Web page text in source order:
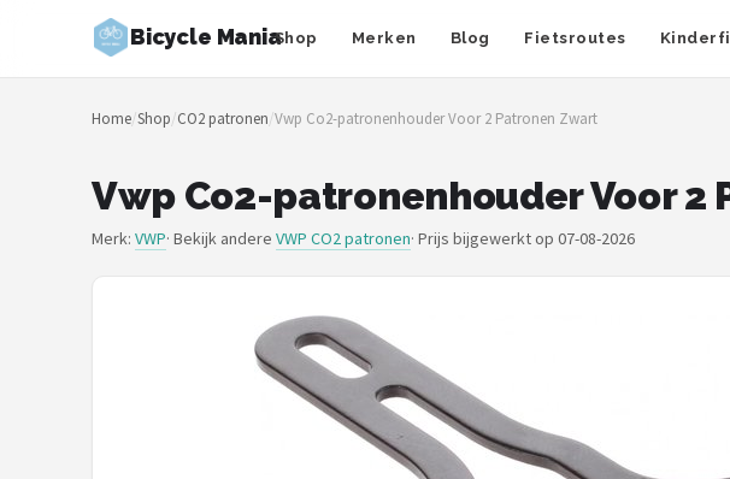
Bicycle ManiaShop Merken Blog Fietsroutes
Zoeken
NAVIGATIE
Merken
Home/Shop/CO2 patronen/Vwp Co2-patronenhouder Voor 2 Patronen Zwart
Vwp Co2-patronenhouder Voor 2
Merk: VWP· Bekijk andere VWP CO2 patronen· Prijs bijgewerkt op 07-08-2026